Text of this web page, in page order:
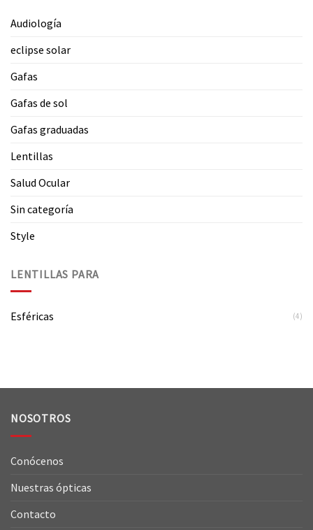
Audiología
eclipse solar
Gafas
Gafas de sol
Gafas graduadas
Lentillas
Salud Ocular
Sin categoría
Style
LENTILLAS PARA
Esféricas (4)
NOSOTROS
Conócenos
Nuestras ópticas
Contacto